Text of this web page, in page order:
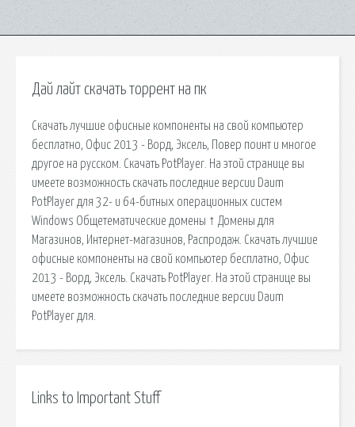
Дай лайт скачать торрент на пк
Скачать лучшие офисные компоненты на свой компьютер
бесплатно, Офис 2013 - Ворд, Эксель, Повер поинт и многое
другое на русском. Скачать PotPlayer. На этой странице вы
имеете возможность скачать последние версии Daum
PotPlayer для 32- и 64-битных операционных систем
Windows Общетематические домены ↑ Домены для
Магазинов, Интернет-магазинов, Распродаж. Скачать лучшие
офисные компоненты на свой компьютер бесплатно, Офис
2013 - Ворд, Эксель. Скачать PotPlayer. На этой странице вы
имеете возможность скачать последние версии Daum
PotPlayer для.
Links to Important Stuff